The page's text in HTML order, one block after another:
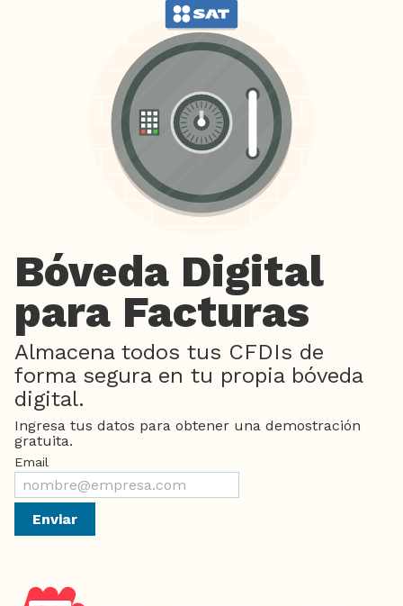
Bóveda Digital
para Facturas
Almacena todos tus CFDIs de
forma segura en tu propia bóveda
digital.
Ingresa tus datos para obtener una demostración
gratuita.
Email
Enviar